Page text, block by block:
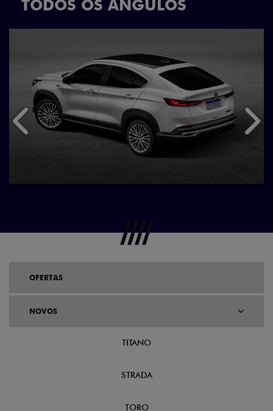
TODOS OS ÂNGULOS
Anterior
OFERTAS
NOVOS
TITANO
STRADA
TORO